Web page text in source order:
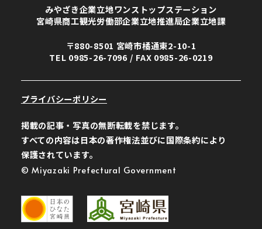
みやざき企業立地ワンストップステーション
宮崎県商工観光労働部企業立地推進局企業立地課
〒880-8501 宮崎市橘通東2-10-1
TEL 0985-26-7096/ FAX 0985-26-0219
プライバシーポリシー
掲載の記事・写真の無断転載を禁じます。
すべての内容は日本の著作権法並びに国際条約により
保護されています。
© Miyazaki Prefectural Government